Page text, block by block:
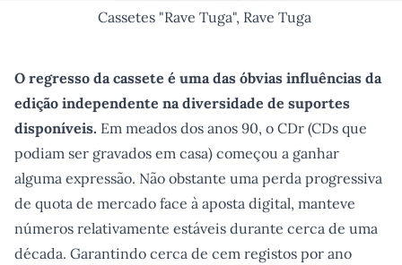
Cassetes "Rave Tuga", Rave Tuga
O regresso da cassete é uma das óbvias influências da
edição independente na diversidade de suportes
disponíveis. Em meados dos anos 90, o CDr (CDs que
podiam ser gravados em casa) começou a ganhar
alguma expressão. Não obstante uma perda progressiva
de quota de mercado face à aposta digital, manteve
números relativamente estáveis durante cerca de uma
década. Garantindo cerca de cem registos por ano